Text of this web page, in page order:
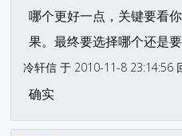
哪个更好一点，关键要看
果。最终要选择哪个还是
冷轩信 于 2010-11-8 23:14:56
确实